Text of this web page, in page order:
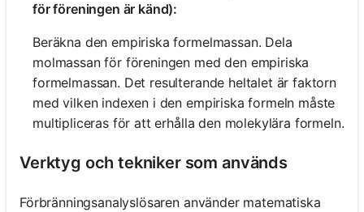
för föreningen är känd):
Beräkna den empiriska formelmassan. Dela
molmassan för föreningen med den empiriska
formelmassan. Det resulterande heltalet är faktorn
med vilken indexen i den empiriska formeln måste
multipliceras för att erhålla den molekylära formeln.
Verktyg och tekniker som används
Förbränningsanalyslösaren använder matematiska